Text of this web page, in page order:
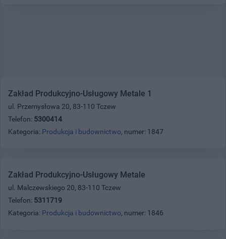
Zakład Produkcyjno-Usługowy Metale 1
ul. Przemysłowa 20, 83-110 Tczew
Telefon: 5300414
Kategoria: Produkcja i budownictwo, numer: 1847
Zakład Produkcyjno-Usługowy Metale
ul. Malczewskiego 20, 83-110 Tczew
Telefon: 5311719
Kategoria: Produkcja i budownictwo, numer: 1846